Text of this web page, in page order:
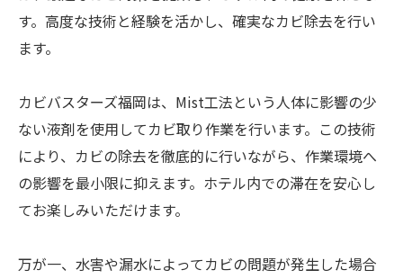
す。高度な技術と経験を活かし、確実なカビ除去を行い
ます。
カビバスターズ福岡は、Mist工法という人体に影響の少
ない液剤を使用してカビ取り作業を行います。この技術
により、カビの除去を徹底的に行いながら、作業環境へ
の影響を最小限に抑えます。ホテル内での滞在を安心し
てお楽しみいただけます。
万が一、水害や漏水によってカビの問題が発生した場合